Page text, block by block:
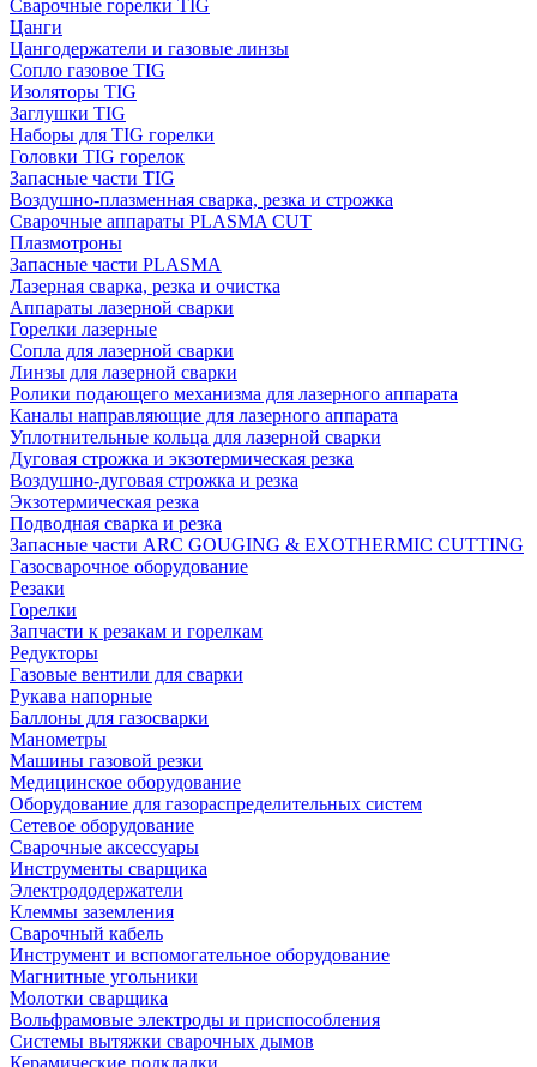
Сварочные горелки TIG
Цанги
Цангодержатели и газовые линзы
Сопло газовое TIG
Изоляторы TIG
Заглушки TIG
Наборы для TIG горелки
Головки TIG горелок
Запасные части TIG
Воздушно-плазменная сварка, резка и строжка
Сварочные аппараты PLASMA CUT
Плазмотроны
Запасные части PLASMA
Лазерная сварка, резка и очистка
Аппараты лазерной сварки
Горелки лазерные
Сопла для лазерной сварки
Линзы для лазерной сварки
Ролики подающего механизма для лазерного аппарата
Каналы направляющие для лазерного аппарата
Уплотнительные кольца для лазерной сварки
Дуговая строжка и экзотермическая резка
Воздушно-дуговая строжка и резка
Экзотермическая резка
Подводная сварка и резка
Запасные части ARC GOUGING & EXOTHERMIC CUTTING
Газосварочное оборудование
Резаки
Горелки
Запчасти к резакам и горелкам
Редукторы
Газовые вентили для сварки
Рукава напорные
Баллоны для газосварки
Манометры
Машины газовой резки
Медицинское оборудование
Оборудование для газораспределительных систем
Сетевое оборудование
Сварочные аксессуары
Инструменты сварщика
Электрододержатели
Клеммы заземления
Сварочный кабель
Инструмент и вспомогательное оборудование
Магнитные угольники
Молотки сварщика
Вольфрамовые электроды и приспособления
Системы вытяжки сварочных дымов
Керамические подкладки